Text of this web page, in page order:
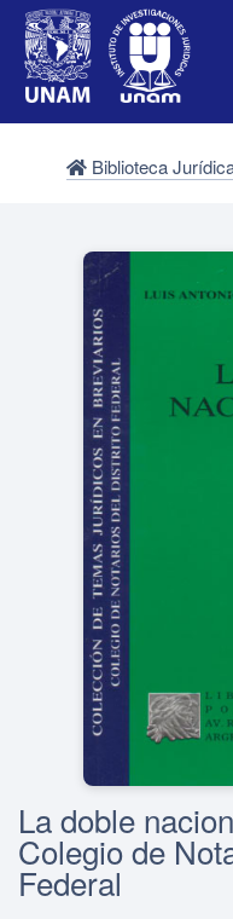
Biblioteca
La doble
Colegio de
Federal